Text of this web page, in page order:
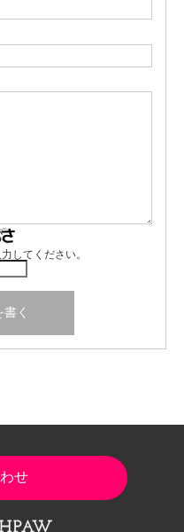
してください。
せ